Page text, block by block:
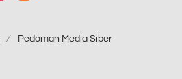
Pedoman Media Siber